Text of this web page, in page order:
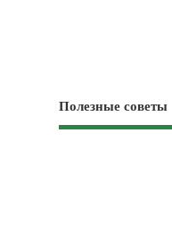
Полезные советы